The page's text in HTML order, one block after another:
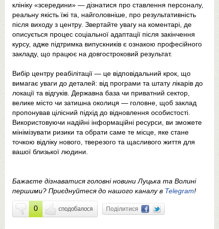
клініку «зсередини» — дізнатися про ставлення персоналу,
реальну якість їжі та, найголовніше, про результативність
після виходу з центру. Звертайте увагу на коментарі, де
описується процес соціальної адаптації після закінчення
курсу, адже підтримка випускників є ознакою професійного
закладу, що працює на довгостроковий результат.
Вибір центру реабілітації — це відповідальний крок, що
вимагає уваги до деталей: від програми та штату лікарів до
локації та відгуків. Державна база чи приватний сектор,
велике місто чи затишна околиця — головне, щоб заклад
пропонував цілісний підхід до відновлення особистості.
Використовуючи надійні інформаційні ресурси, ви зможете
мінімізувати ризики та обрати саме те місце, яке стане
точкою відліку нового, тверезого та щасливого життя для
вашої близької людини.
Бажаєте дізнаватися головні новини Луцька та Волині
першими? Приєднуйтеся до нашого каналу в Telegram!
0 Поділитися